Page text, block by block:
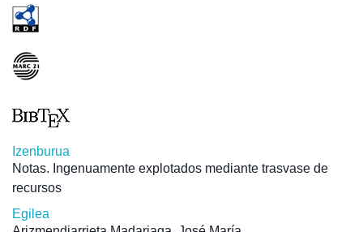
Izenburua
Notas. Ingenuamente explotados mediante trasvase de
recursos
Egilea